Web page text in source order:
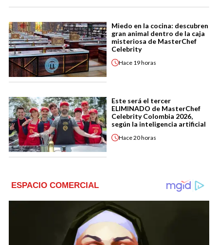
Miedo en la cocina: descubren
gran animal dentro de la caja
misteriosa de MasterChef
Celebrity
Hace 19 horas
Este será el tercer
ELIMINADO de MasterChef
Celebrity Colombia 2026,
según la inteligencia artificial
Hace20 horas